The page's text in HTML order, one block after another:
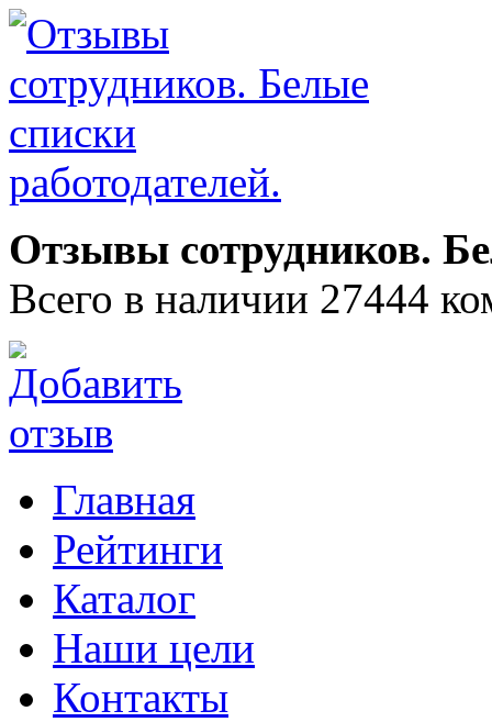
Отзывы сотрудников.
Всего в наличии 27444
Главная
Рейтинги
Каталог
Наши цели
Контакты